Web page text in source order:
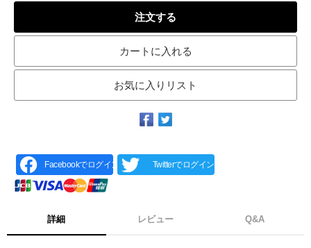
注文する
カートに入れる
お気に入りリスト
Facebookでログイン Twitterでログイン
詳細 レビュー Q&A